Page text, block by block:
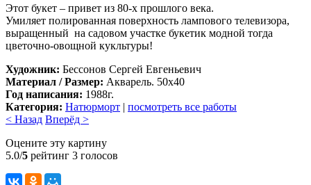
Этот букет – привет из 80-х прошлого века.
Умиляет полированная поверхность лампового телевизора,
выращенный на садовом участке букетик модной тогда
цветочно-овощной кукльтуры!
Художник: Бессонов Сергей Евгеньевич
Материал / Размер: Акварель. 50х40
Год написания: 1988г.
Категория: Натюрморт | посмотреть все работы
< Назад Вперёд >
Оцените эту картину
5.0/5 рейтинг 3 голосов